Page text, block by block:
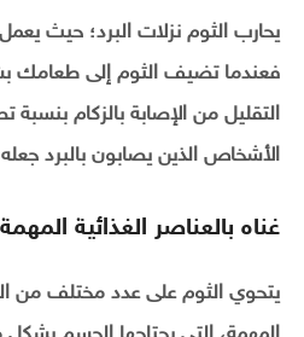
يحارب الثوم نزلات البرد؛ حيث يعمل
فعندما تضيف الثوم إلى طعامك
الأشخاص الذين يصابون بالبرد
غناه بالعناصر الغذائية المهمة
يتحوي الثوم على عدد مختلف من